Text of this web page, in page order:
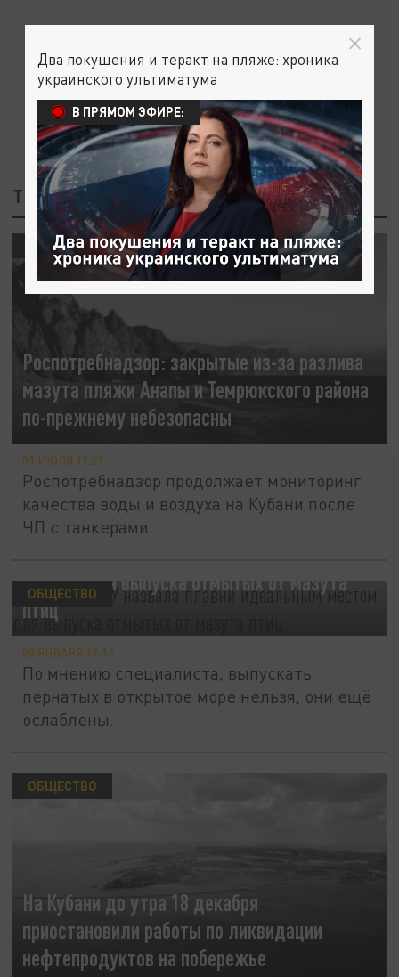
ТЕГ: ТЕМРЮКСКИЙ РАЙОН
Роспотребнадзор: закрытые из-за разлива
мазута пляжи Анапы и Темрюкского района
по-прежнему небезопасны
ОБЩЕСТВО
01 ИЮЛЯ 19:29
Роспотребнадзор продолжает мониторинг
качества воды и воздуха на Кубани после
ЧП с танкерами.
местом для выпуска отмытых от мазута
птиц
ОБЩЕСТВО
09 ЯНВАРЯ 19:14
По мнению специалиста, выпускать
пернатых в открытое море нельзя, они ещё
ослаблены.
На Кубани до утра 18 декабря
приостановили работы по ликвидации
нефтепродуктов на побережье
ОБЩЕСТВО
Два покушения и теракт на пляже: хроника
украинского ультиматума
В ПРЯМОМ ЭФИРЕ: